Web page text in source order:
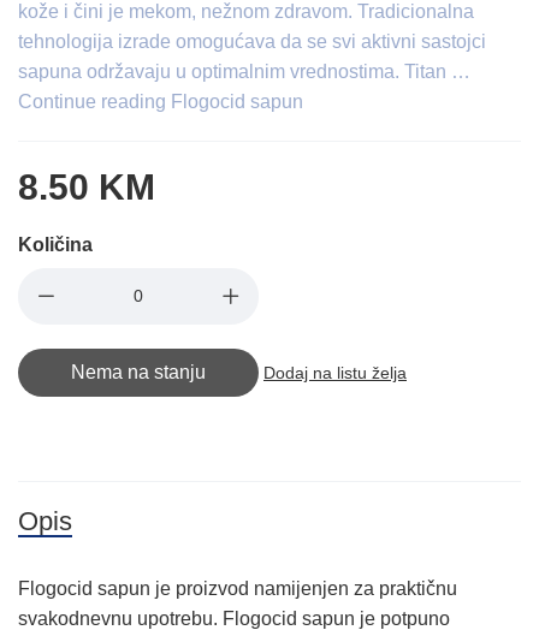
kože i čini je mekom, nežnom zdravom. Tradicionalna
tehnologija izrade omogućava da se svi aktivni sastojci
sapuna održavaju u optimalnim vrednostima. Titan …
Continue reading Flogocid sapun
8.50 KM
Količina
Nema na stanju Dodaj na listu želja
Opis
Flogocid sapun je proizvod namijenjen za praktičnu
svakodnevnu upotrebu. Flogocid sapun je potpuno